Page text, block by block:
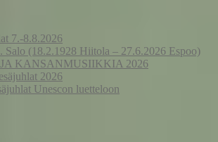
7.-8.8.2026
Salo (18.2.1928 Hiitola – 27.6.2026 Espoo)
KANSANMUSIIKKIA 2026
2026
Unescon luetteloon